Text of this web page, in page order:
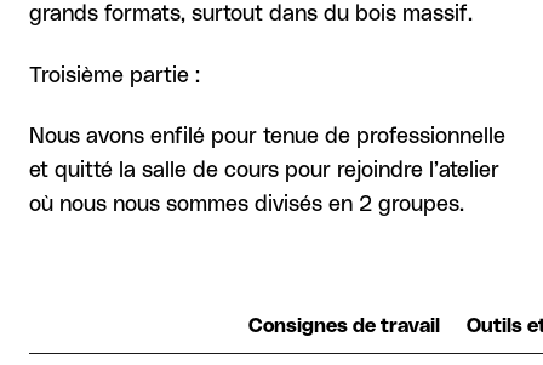
grands formats, surtout dans du bois massif.
Troisième partie :
Nous avons enfilé pour tenue de professionnelle
et quitté la salle de cours pour rejoindre l’atelier
où nous nous sommes divisés en 2 groupes.
Consignes de travail Outils